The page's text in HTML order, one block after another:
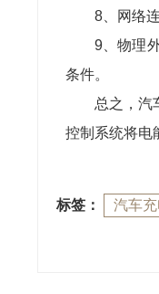
8、
网络
9、物理
条件。
总之，汽
控制系统将电
标签： 汽车